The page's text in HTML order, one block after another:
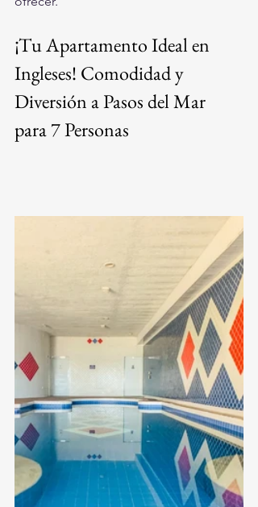
¡Tu Apartamento Ideal en
Ingleses! Comodidad y
Diversión a Pasos del Mar
para 7 Personas